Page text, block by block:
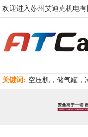
欢迎进入苏州艾迪克机电有
关键词: 空压机，储气罐，